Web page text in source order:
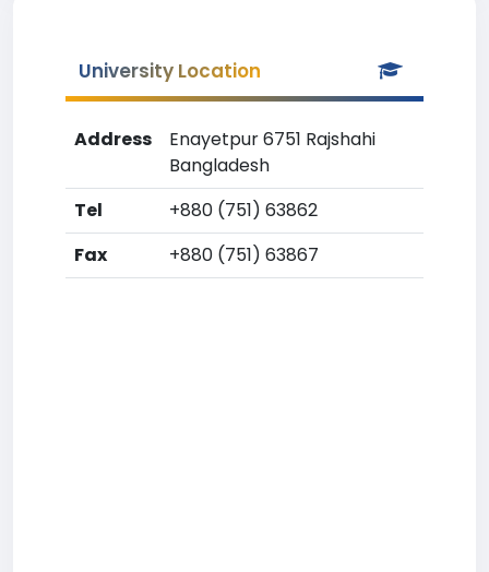
University Location
Address
Enayetpur 6751 Rajshahi
Bangladesh
Tel
+880 (751) 63862
Fax
+880 (751) 63867